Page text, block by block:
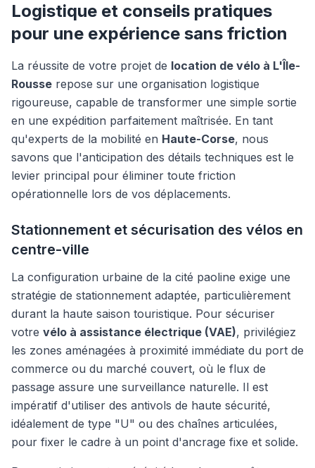
Logistique et conseils pratiques
pour une expérience sans friction
La réussite de votre projet de location de vélo à L'Île-
Rousse repose sur une organisation logistique
rigoureuse, capable de transformer une simple sortie
en une expédition parfaitement maîtrisée. En tant
qu'experts de la mobilité en Haute-Corse, nous
savons que l'anticipation des détails techniques est le
levier principal pour éliminer toute friction
opérationnelle lors de vos déplacements.
Stationnement et sécurisation des vélos en
centre-ville
La configuration urbaine de la cité paoline exige une
stratégie de stationnement adaptée, particulièrement
durant la haute saison touristique. Pour sécuriser
votre vélo à assistance électrique (VAE), privilégiez
les zones aménagées à proximité immédiate du port de
commerce ou du marché couvert, où le flux de
passage assure une surveillance naturelle. Il est
impératif d'utiliser des antivols de haute sécurité,
idéalement de type "U" ou des chaînes articulées,
pour fixer le cadre à un point d'ancrage fixe et solide.